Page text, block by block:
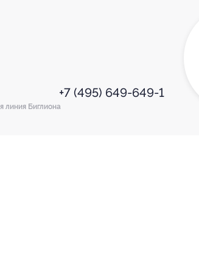
+7 (495) 649-649-1
линия Биглиона